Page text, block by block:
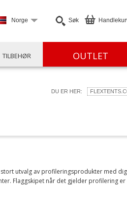
Søk
Norge
TILBEHØR OUTLET
DU ER HER:
utvalg av profileringsprodukter med
Flaggskipet når det gjelder profilering